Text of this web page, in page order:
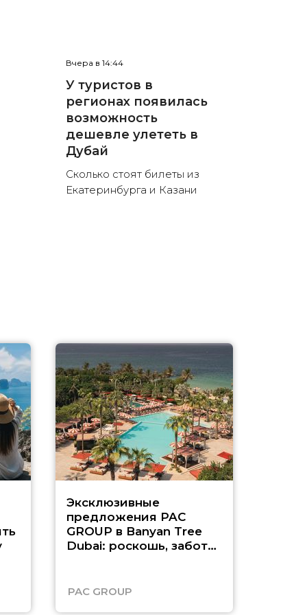
Вчера в 14:44
У туристов в
регионах появилась
возможность
дешевле улететь в
Дубай
Сколько стоят билеты из
Екатеринбурга и Казани
Эксклюзивные
предложения PAC
GROUP в Banyan Tree
Dubai: роскошь, забота
PAC GROUP